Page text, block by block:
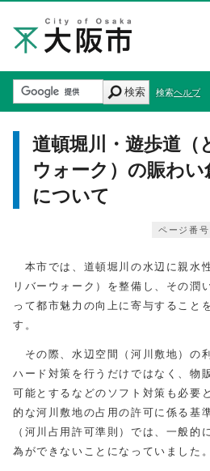
検索 検索ヘルプ
道頓堀川・遊歩道（
ウォーク）の賑わ
について
ページ番
本市では、道頓堀川の水辺に親水
リバーウォーク）を整備し、その潤
って都市魅力の向上に寄与すること
その際、水辺空間（河川敷地）の
ハード対策を行うだけではなく、物
可能とするなどのソフト対策も必要
的な河川敷地の占用の許可に係る基
（河川占用許可準則）では、一般的
為ができないことになっていました